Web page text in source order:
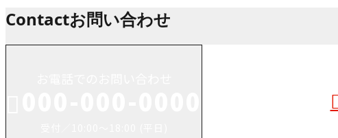
Contactお問い合わせ